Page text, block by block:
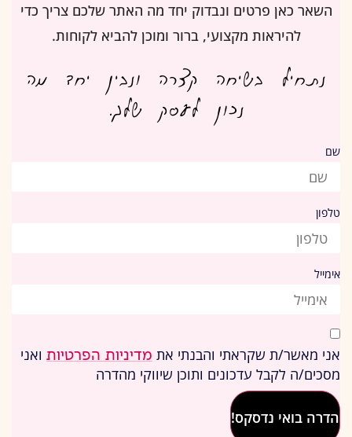
השאר כאן פרטים ונבדוק יחד מה האתר שלכם צריך כדי
להיראות מקצועי, ברור ומוכן להביא לקוחות.
נתחיל בשיחה קצרה ונבין יחד מה
נכון לעסק שלך.
שם
טלפון
אימייל
אני מאשר/ת שקראתי והבנתי את מדיניות הפרטיות ואני
מסכים/ה לקבל עדכונים ותוכן שיווקי מהדרה
הדרה בואי נדסקס!